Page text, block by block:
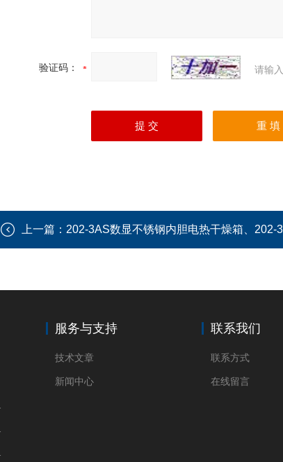
验证码： 请输
上一篇： 202-3AS数显不锈钢内胆电热干燥箱、202-
服务与支持
技术文章
新闻中心
联系我们
联系方式
在线留言